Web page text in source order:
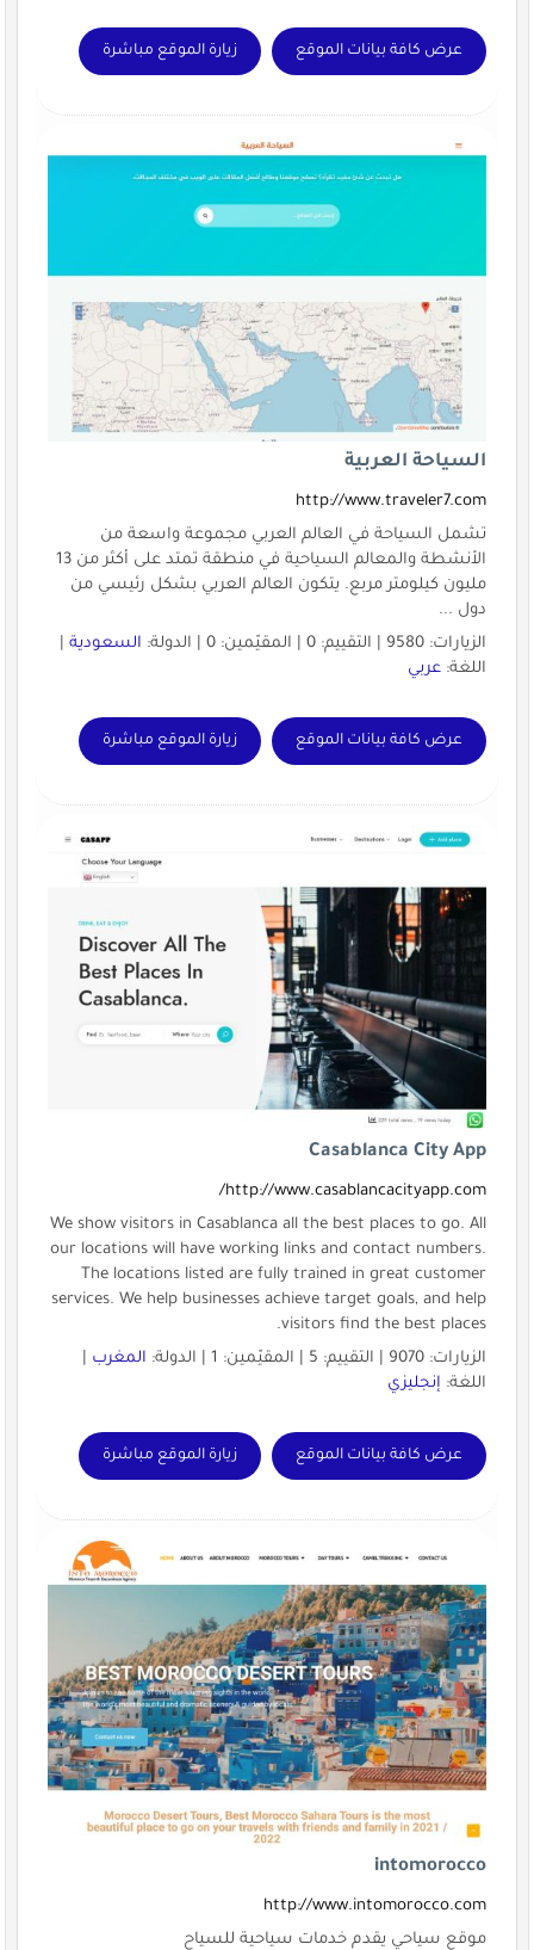
عرض كافة بيانات الموقع زيارة الموقع مباشرة
السياحة العربية
http://www.traveler7.com
تشمل السياحة في العالم العربي مجموعة واسعة من
الأنشطة والمعالم السياحية في منطقة تمتد على أكثر من 13
مليون كيلومتر مربع. يتكون العالم العربي بشكل رئيسي من
دول ...
الزيارات: 9580 | التقييم: 0 | المقيّمين: 0 | الدولة:
السعودية|
اللغة: عربي
عرض كافة بيانات الموقع زيارة الموقع مباشرة
Casablanca City App
http://www.casablancacityapp.com/
We show visitors in Casablanca all the best places to go. All
our locations will have working links and contact numbers.
The locations listed are fully trained in great customer
services. We help businesses achieve target goals, and help
visitors find the best places.
الزيارات: 9070 | التقييم: 5 | المقيّمين: 1 | الدولة:
المغرب|
اللغة: إنجليزي
عرض كافة بيانات الموقع زيارة الموقع مباشرة
intomorocco
http://www.intomorocco.com
موقع سياحي يقدم خدمات سياحية للسياح